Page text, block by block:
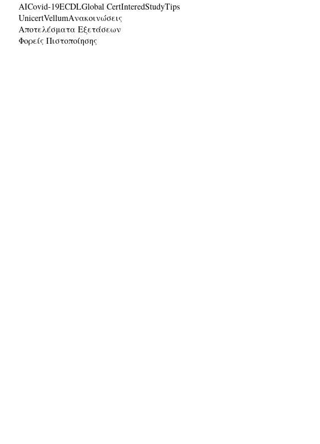
AICovid-19ECDLGlobal CertInteredStudyTips
UnicertVellumΑνακοινώσεις
Αποτελέσματα Εξετάσεων
Φορείς Πιστοποίησης